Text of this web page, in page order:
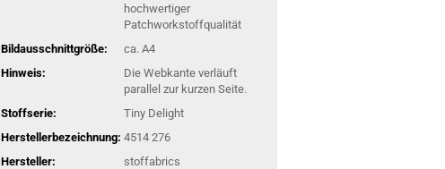
hochwertiger
Patchworkstoffqualität
Bildausschnittgröße:
ca. A4
Hinweis:
Die Webkante verläuft
parallel zur kurzen Seite.
Stoffserie:
Tiny Delight
Herstellerbezeichnung: 4514 276
Hersteller:
stoffabrics